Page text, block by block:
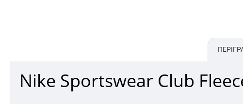
Nike Sportswear Club